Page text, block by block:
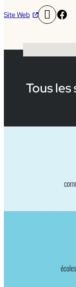
Site Web Facebook
Tous